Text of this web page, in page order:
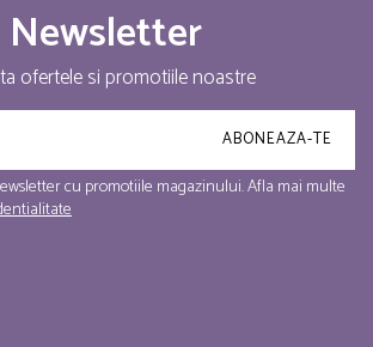
Newsletter
ofertele si promotiile noastre
cu promotiile magazinului. Afla mai multe